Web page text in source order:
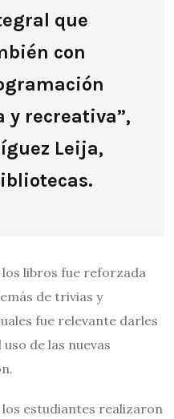
que
con
recreativa”,
Leija,
libros fue reforzada
de trivias y
fue relevante darles
de las nuevas
estudiantes realizaron